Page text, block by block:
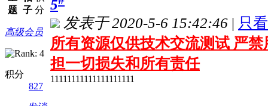
题 子 分
高级会员
积分
827
5
发表于 2020-5-6 15:42:46 | 只
所有资源仅供技术交流测试 严
担一切损失和所有责任
11111111111111111111